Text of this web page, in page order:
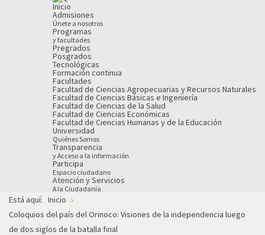
Inicio
Admisiones
Únete a nosotros
Programas
y facultades
Pregrados
Posgrados
Tecnológicas
Formación continua
Facultades
Facultad de Ciencias Agropecuarias y Recursos Naturales
Facultad de Ciencias Básicas e Ingeniería
Facultad de Ciencias de la Salud
Facultad de Ciencias Económicas
Facultad de Ciencias Humanas y de la Educación
Universidad
Quiénes Somos
Transparencia
y Acceso a la información
Participa
Espacio ciudadano
Atención y Servicios
A la Ciudadanía
Está aquí: Inicio
Coloquios del país del Orinoco: Visiones de la independencia luego
de dos siglos de la batalla final